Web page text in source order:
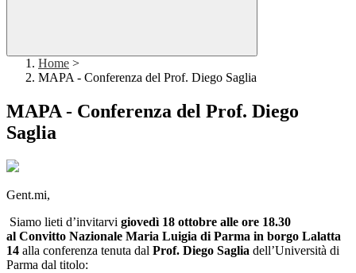
Home >
MAPA - Conferenza del Prof. Diego Saglia
MAPA - Conferenza del Prof. Diego
Saglia
Gent.mi,
Siamo lieti d’invitarvi giovedì 18 ottobre alle ore 18.30
al Convitto Nazionale Maria Luigia di Parma in borgo Lalatta
14 alla conferenza tenuta dal Prof. Diego Saglia dell’Università di
Parma dal titolo: